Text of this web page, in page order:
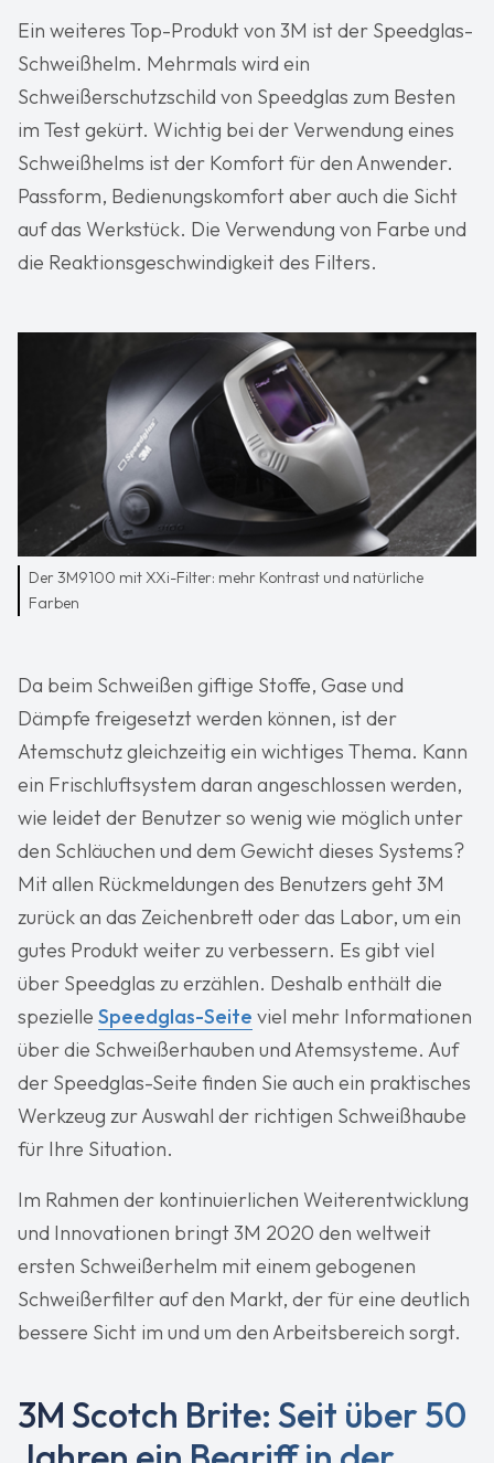
Ein weiteres Top-Produkt von 3M ist der Speedglas-
Schweißhelm. Mehrmals wird ein
Schweißerschutzschild von Speedglas zum Besten
im Test gekürt. Wichtig bei der Verwendung eines
Schweißhelms ist der Komfort für den Anwender.
Passform, Bedienungskomfort aber auch die Sicht
auf das Werkstück. Die Verwendung von Farbe und
die Reaktionsgeschwindigkeit des Filters.
Der 3M9100 mit XXi-Filter: mehr Kontrast und natürliche
Farben
Da beim Schweißen giftige Stoffe, Gase und
Dämpfe freigesetzt werden können, ist der
Atemschutz gleichzeitig ein wichtiges Thema. Kann
ein Frischluftsystem daran angeschlossen werden,
wie leidet der Benutzer so wenig wie möglich unter
den Schläuchen und dem Gewicht dieses Systems?
Mit allen Rückmeldungen des Benutzers geht 3M
zurück an das Zeichenbrett oder das Labor, um ein
gutes Produkt weiter zu verbessern. Es gibt viel
über Speedglas zu erzählen. Deshalb enthält die
spezielle Speedglas-Seite viel mehr Informationen
über die Schweißerhauben und Atemsysteme. Auf
der Speedglas-Seite finden Sie auch ein praktisches
Werkzeug zur Auswahl der richtigen Schweißhaube
für Ihre Situation.
Im Rahmen der kontinuierlichen Weiterentwicklung
und Innovationen bringt 3M 2020 den weltweit
ersten Schweißerhelm mit einem gebogenen
Schweißerfilter auf den Markt, der für eine deutlich
bessere Sicht im und um den Arbeitsbereich sorgt.
3M Scotch Brite: Seit über 50